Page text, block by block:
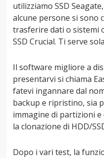
utilizziamo SSD
alcune persone si sono
trasferire dati o sistemi
SSD Crucial. Ti serve
Il software migliore a
presentarvi si chiama
fatevi ingannare dal
backup e ripristino, sia
immagine di partizioni
la clonazione di HDD/
Dopo i vari test, la